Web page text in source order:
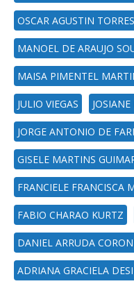
OSCAR AGUSTIN
MANOEL DE ARAUJO
MAISA PIMENTEL
JULIO VIEGAS
JORGE ANTONIO DE
GISELE MARTINS
FRANCIELE FRANCISCA
FABIO CHARAO KURTZ
DANIEL ARRUDA
ADRIANA GRACIELA